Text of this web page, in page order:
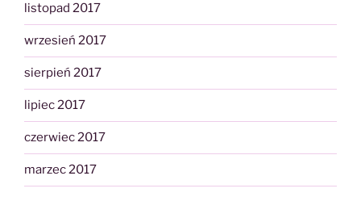
listopad 2017
wrzesień 2017
sierpień 2017
lipiec 2017
czerwiec 2017
marzec 2017